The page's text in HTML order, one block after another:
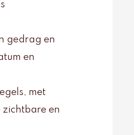
gedrag en
en
met
zichtbare en